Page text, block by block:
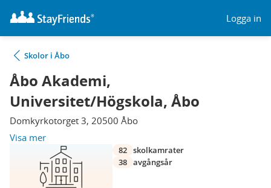
Logga in
Skolor i Åbo
Åbo Akademi,
Universitet/Högskola, Åbo
Domkyrkotorget 3, 20500 Åbo
Visa mer
82 skolkamrater
38 avgångsår